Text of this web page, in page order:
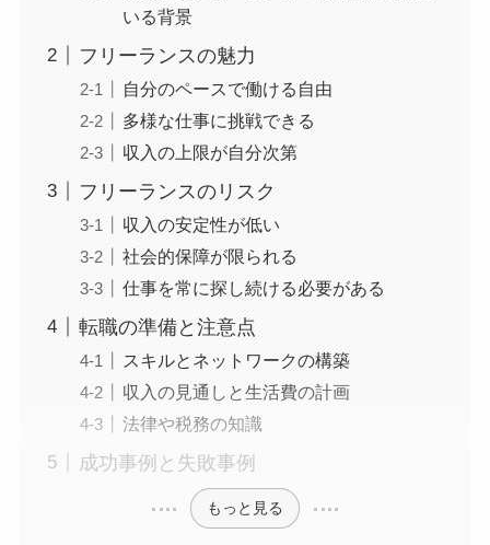
いる背景
フリーランスの魅力
自分のペースで働ける自由
多様な仕事に挑戦できる
収入の上限が自分次第
フリーランスのリスク
収入の安定性が低い
社会的保障が限られる
仕事を常に探し続ける必要がある
転職の準備と注意点
スキルとネットワークの構築
収入の見通しと生活費の計画
法律や税務の知識
成功事例と失敗事例
もっと見る